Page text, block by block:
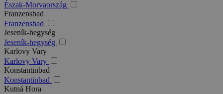
Észak-Morvaország
Franzensbad
Franzensbad
Jeseník-hegység
Jeseník-hegység
Karlovy Vary
Karlovy Vary
Konstantinbad
Konstantinbad
Kutná Hora